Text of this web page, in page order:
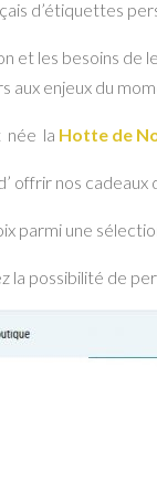
d’étiquettes
et les besoins
aux enjeux du
née la Hotte de
offrir nos cadeaux
parmi une
la possibilité de